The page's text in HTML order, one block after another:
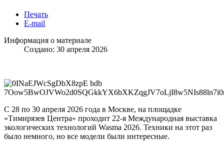
Печать
E-mail
Информация о материале
Создано: 30 апреля 2026
С 28 по 30 апреля 2026 года в Москве, на площадке
«Тимирязев Центра» проходит 22-я Международная выставка
экологических технологий Wasma 2026. Техники на этот раз
было немного, но все модели были интересные.